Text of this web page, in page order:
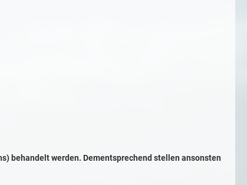
behandelt werden. Dementsprechend stellen ansonsten